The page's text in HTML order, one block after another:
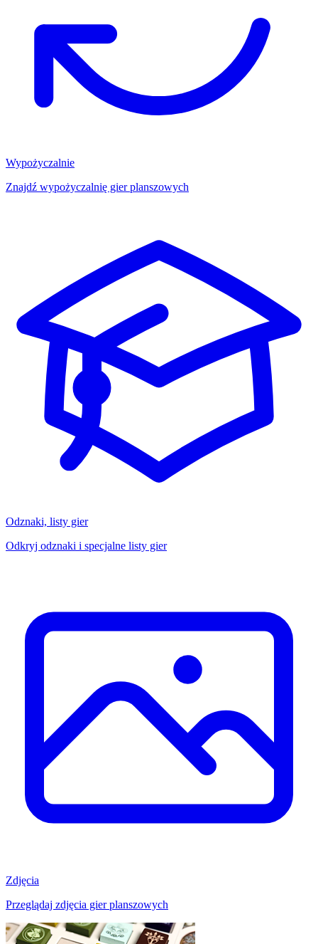
Wypożyczalnie
Znajdź wypożyczalnię gier planszowych
Odznaki, listy gier
Odkryj odznaki i specjalne listy gier
Zdjęcia
Przeglądaj zdjęcia gier planszowych